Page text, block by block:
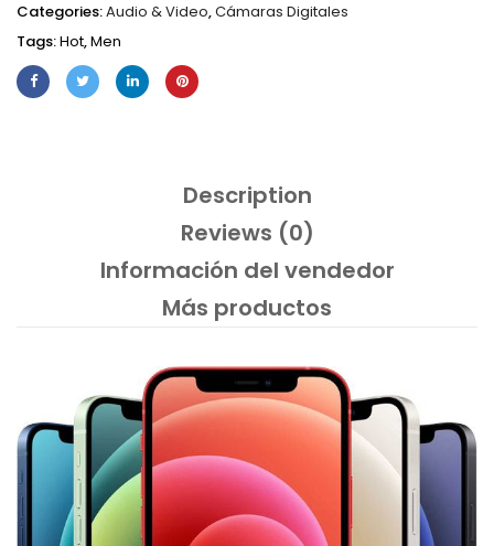
Categories:Audio & Video,Cámaras Digitales
Tags:Hot,Men
Description
Reviews (0)
Información del vendedor
Más productos